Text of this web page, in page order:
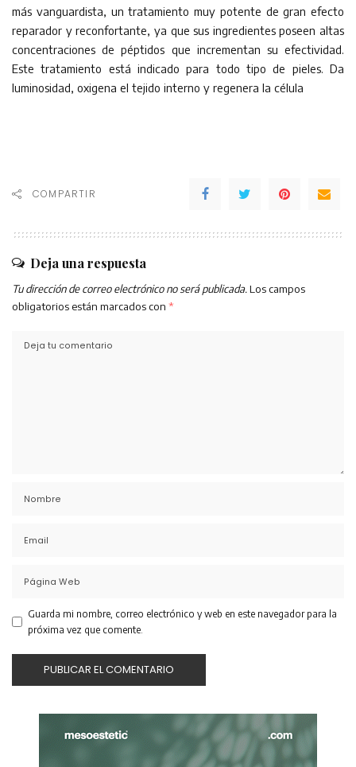
más vanguardista, un tratamiento muy potente de gran efecto
reparador y reconfortante, ya que sus ingredientes poseen altas
concentraciones de péptidos que incrementan su efectividad.
Este tratamiento está indicado para todo tipo de pieles. Da
luminosidad, oxigena el tejido interno y regenera la célula
COMPARTIR
Deja una respuesta
Tu dirección de correo electrónico no será publicada. Los campos
obligatorios están marcados con *
Guarda mi nombre, correo electrónico y web en este navegador para la
próxima vez que comente.